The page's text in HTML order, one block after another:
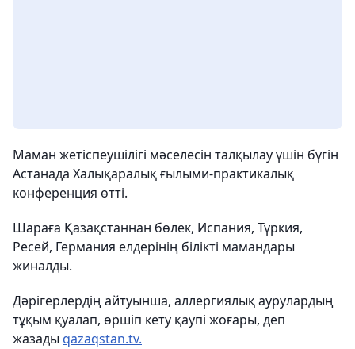
Маман жетіспеушілігі мәселесін талқылау үшін бүгін
Астанада Халықаралық ғылыми-практикалық
конференция өтті.
Шараға Қазақстаннан бөлек, Испания, Түркия,
Ресей, Германия елдерінің білікті мамандары
жиналды.
Дәрігерлердің айтуынша, аллергиялық аурулардың
тұқым қуалап, өршіп кету қаупі жоғары, деп
жазады qazaqstan.tv.